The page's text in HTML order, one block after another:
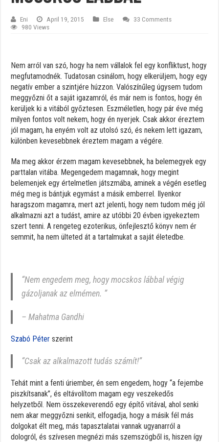
Eni April 19, 2015 Else
33 Comments
980 Views
Nem arról van szó, hogy ha nem vállalok fel egy konfliktust, hogy
megfutamodnék. Tudatosan csinálom, hogy elkerüljem, hogy egy
negatív ember a szintjére húzzon. Valószínűleg úgysem tudom
meggyőzni őt a saját igazamról, és már nem is fontos, hogy én
kerüljek ki a vitából győztesen. Eszméletlen, hogy pár éve még
milyen fontos volt nekem, hogy én nyerjek. Csak akkor éreztem
jól magam, ha enyém volt az utolsó szó, és nekem lett igazam,
különben kevesebbnek éreztem magam a végére.
Ma meg akkor érzem magam kevesebbnek, ha belemegyek egy
parttalan vitába. Megengedem magamnak, hogy megint
belemenjek egy értelmetlen játszmába, aminek a végén esetleg
még meg is bántjuk egymást a másik emberrel. Ilyenkor
haragszom magamra, mert azt jelenti, hogy nem tudom még jól
alkalmazni azt a tudást, amire az utóbbi 20 évben igyekeztem
szert tenni. A rengeteg ezoterikus, önfejlesztő könyv nem ér
semmit, ha nem ülteted át a tartalmukat a saját életedbe.
“Nem engedem meg, hogy mocskos lábbal végig
gázoljanak az elmémen. ”
– Mahatma Gandhi
Szabó Péterszerint
“Csak az alkalmazott tudás számít!”
Tehát mint a fenti úriember, én sem engedem, hogy “a fejembe
piszkítsanak”, és eltávolítom magam egy veszekedős
helyzetből. Nem összekeverendő egy építő vitával, ahol senki
nem akar meggyőzni senkit, elfogadja, hogy a másik fél más
dolgokat élt meg, más tapasztalatai vannak ugyanarról a
dologról, és szívesen megnézi más szemszögből is, hiszen így